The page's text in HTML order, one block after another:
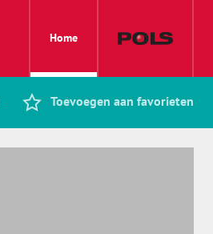
Home
Toevoegen aan favorieten